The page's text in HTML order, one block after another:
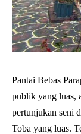
Pantai Bebas
publik yang luas,
pertunjukan seni
Toba yang luas.